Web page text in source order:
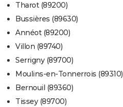
Tharot (89200)
Bussières (89630)
Annéot (89200)
Villon (89740)
Serrigny (89700)
Moulins-en-Tonnerrois (89310)
Bernouil (89360)
Tissey (89700)